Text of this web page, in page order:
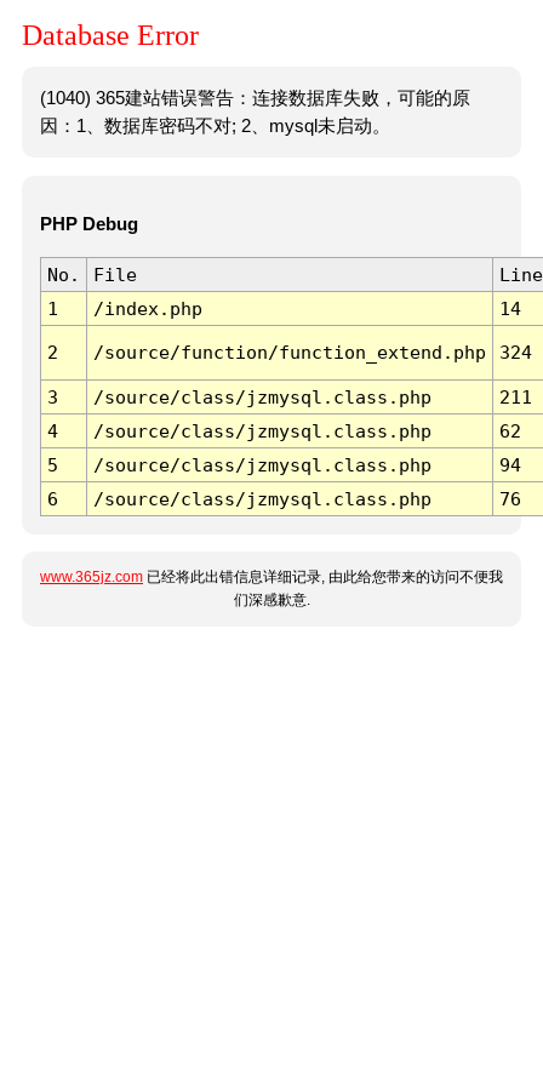
Database Error
(1040) 365建站错误警告：连接数据库失败，可能的原
因：1、数据库密码不对; 2、mysql未启动。
PHP Debug
No. File
Line
1
/index.php 14
2 /source/function/function_extend.php 324
3 /source/class/jzmysql.class.php
211
4
/source/class/jzmysql.class.php
62
5
/source/class/jzmysql.class.php
94
6
/source/class/jzmysql.class.php 76
www.365jz.com 已经将此出错信息详细记录, 由此给您带来的访问不便我
们深感歉意.